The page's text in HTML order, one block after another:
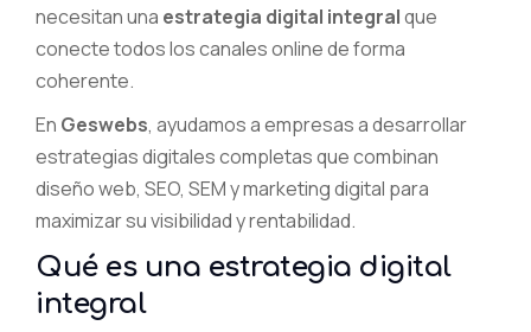
necesitan una estrategia digital integralque
conecte todos los canales online de forma
coherente.
En Geswebs, ayudamos a empresas a desarrollar
estrategias digitales completas que combinan
diseño web, SEO, SEM y marketing digital para
maximizar su visibilidad y rentabilidad.
Qué es una estrategia digital
integral